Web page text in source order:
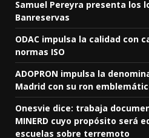
Samuel Pereyra presenta los
Banreservas
ODAC impulsa la calidad con
normas ISO
ADOPRON impulsa la
Madrid con su ron
Onesvie dice: trabaja
MINERD cuyo propósito será
escuelas sobre terremoto